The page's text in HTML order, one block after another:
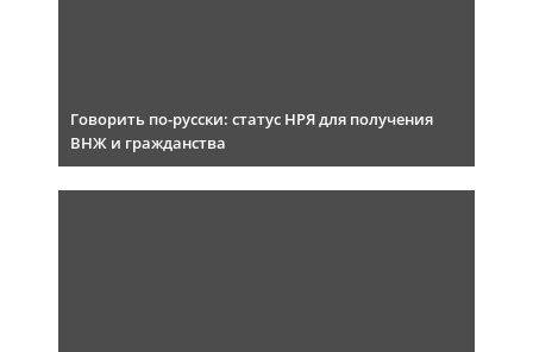
Говорить по-русски: статус НРЯ для получения
ВНЖ и гражданства